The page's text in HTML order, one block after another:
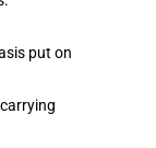
put on